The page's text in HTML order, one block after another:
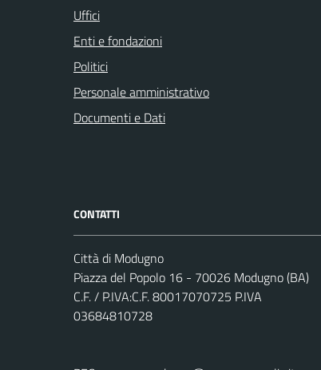
Uffici
Enti e fondazioni
Politici
Personale amministrativo
Documenti e Dati
CONTATTI
Città di Modugno
Piazza del Popolo 16 - 70026 Modugno (BA)
C.F. / P.IVA:C.F. 80017070725 P.IVA
03684810728